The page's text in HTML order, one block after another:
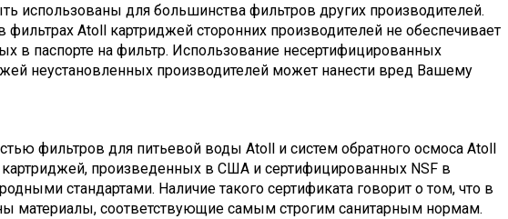
использованы для большинства фильтров других производителей.
Atoll картриджей сторонних производителей не обеспечивает
в паспорте на фильтр. Использование несертифицированных
неустановленных производителей может нанести вред Вашему
фильтров для питьевой воды Atoll и систем обратного осмоса Atoll
картриджей, произведенных в США и сертифицированных NSF в
стандартами. Наличие такого сертификата говорит о том, что в
материалы, соответствующие самым строгим санитарным нормам.